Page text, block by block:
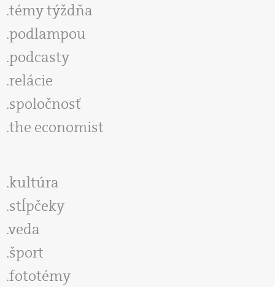
témy týždňa
podlampou
podcasty
relácie
spoločnosť
the economist
kultúra
stĺpčeky
veda
šport
fototémy